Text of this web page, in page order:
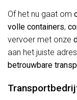
Of het nu gaat om
volle containers,
vervoer met onze
aan het juiste
betrouwbare